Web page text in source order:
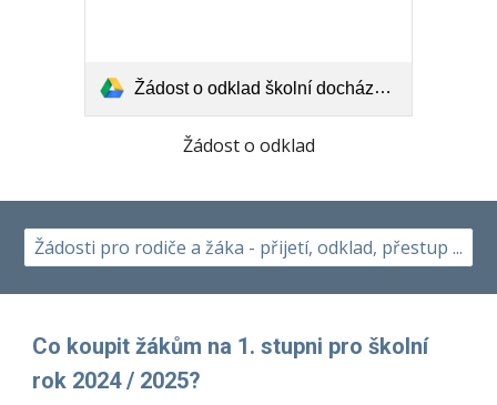
Žádost o odklad školní docházky (1).pdf
Žádost o odklad
Žádosti pro rodiče a žáka - přijetí, odklad, přestup ...
Co koupit žákům na 1. stupni pro školní
rok 2024 / 2025?